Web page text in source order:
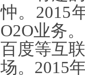
忡。 2015
O2O业务
百度等互
场。 2015